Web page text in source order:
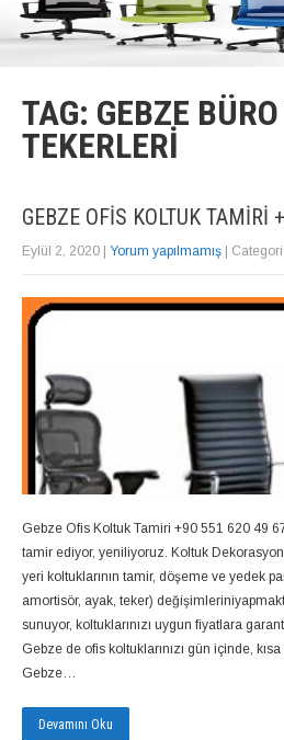
TAG: GEBZE
TEKERLERI
GEBZE OFIS KOLTUK
Eylül 2, 2020 | Yorum yapılmamış |
Gebze Ofis Koltuk Tamiri +90 551 620 49
tamir ediyor, yeniliyoruz. Koltuk
yeri koltuklarının tamir, döşeme ve yedek
amortisör, ayak, teker)
sunuyor, koltuklarınızı uygun fiyatlara
Gebze de ofis koltuklarınızı gün içinde,
Gebze…
Devamını Oku